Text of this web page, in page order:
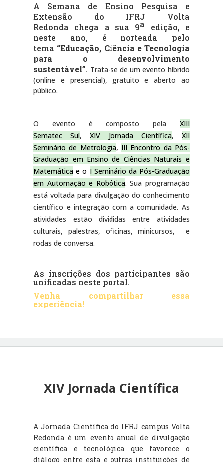
A Semana de Ensino Pesquisa e
Extensão do IFRJ Volta
Redonda chega a sua 9a edição, e
neste ano, é norteada pelo
tema “Educação, Ciência e Tecnologia
para o desenvolvimento
sustentável”. Trata-se de um evento híbrido
(online e presencial), gratuito e aberto ao
público.
O evento é composto pela XIII
Sematec Sul,XIV Jornada Científica, XII
Seminário de Metrologia, III Encontro da Pós-
Graduação em Ensino de Ciências Naturais e
Matemática e o I Seminário da Pós-Graduação
em Automação e Robótica.Sua programação
está voltada para divulgação do conhecimento
científico e integração com a comunidade. As
atividades estão divididas entre atividades
culturais, palestras, oficinas, minicursos, e
rodas de conversa.
As inscrições dos participantes são
unificadas neste portal.
Venha compartilhar essa
experiência!
XIV Jornada Científica
A Jornada Científica do IFRJ campus Volta
Redonda é um evento anual de divulgação
científica e tecnológica que favorece o
diálogo entre esta e outras instituições de